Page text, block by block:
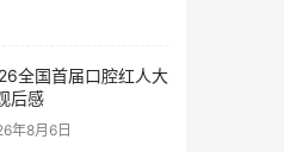
全国首届口腔红人大
后感
年8月6日